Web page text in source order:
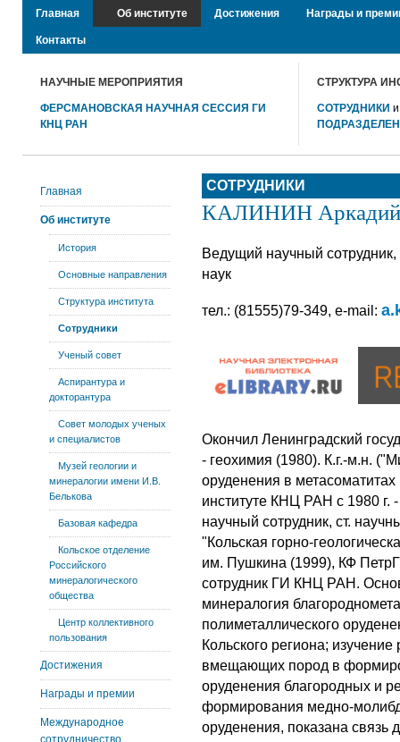
Главная Об институте Достижения Награды и
Контакты
НАУЧНЫЕ МЕРОПРИЯТИЯ
ФЕРСМАНОВСКАЯ НАУЧНАЯ СЕССИЯ ГИ
КНЦ РАН
СТРУКТУРА
СОТРУДНИКИ
СОТРУДНИКИ
КАЛИНИН Аркадий
Ведущий научный сотрудник,
наук
тел.: (81555)79-349, e-mail:
Окончил Ленинградский
- геохимия (1980). К.г.-м.н.
оруденения в
институте КНЦ РАН с 1980 г.
научный сотрудник, ст.
"Кольская горно-
им. Пушкина (1999), КФ
сотрудник ГИ КНЦ РАН.
минералогия
полиметаллического
Кольского региона;
вмещающих пород в
оруденения благородных и
формирования медно-
оруденения, показана связь
Главная
Об институте
История
Основные направления
Структура института
Сотрудники
Ученый совет
Аспирантура и
докторантура
Совет молодых ученых
и специалистов
Музей геологии и
минералогии имени И.В.
Белькова
Базовая кафедра
Кольское отделение
Российского
минералогического
общества
Центр коллективного
пользования
Достижения
Награды и премии
Международное
сотрудничество